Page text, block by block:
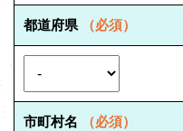
都道府県 （必須）
市町村名 （必須）